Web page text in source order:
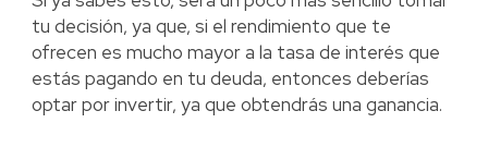
tu decisión, ya que, si el rendimiento que te
ofrecen es mucho mayor a la tasa de interés que
estás pagando en tu deuda, entonces deberías
optar por invertir, ya que obtendrás una ganancia.